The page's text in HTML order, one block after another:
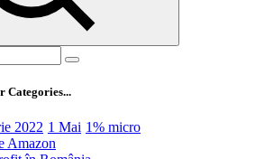
Categories...
2022 1 Mai 1% micro
Amazon